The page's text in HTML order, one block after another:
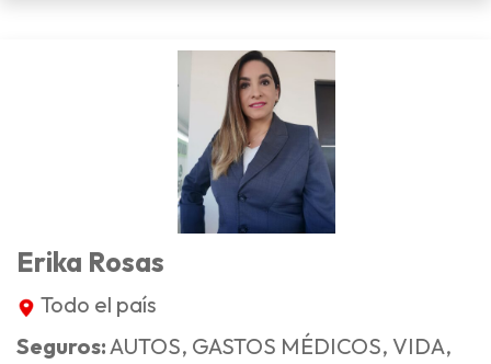
Erika Rosas
Todo el país
Seguros:AUTOS, GASTOS MÉDICOS, VIDA,